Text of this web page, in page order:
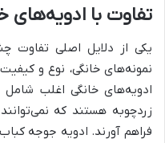
تفاوت با ادویه‌های
یکی از دلایل اصلی تفاوت
نمونه‌های خانگی، نوع و
ادویه‌های خانگی اغلب شامل
زردچوبه هستند که
فراهم آورند. ادویه جوجه